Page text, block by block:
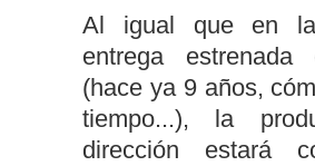
Al igual que en
entrega
(hace ya 9 años,
tiempo...), la
dirección estará